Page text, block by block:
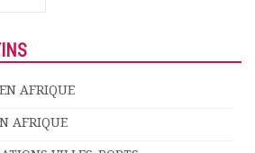
AFRIQUE
AFRIQUE